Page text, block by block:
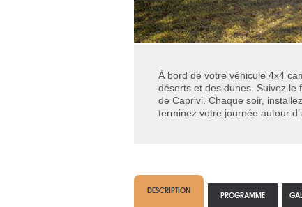
À bord de votre véhicule 4x4
déserts et des dunes. Suivez le
de Caprivi. Chaque soir,
terminez votre journée autour
DESCRIPTION PROGRAMME